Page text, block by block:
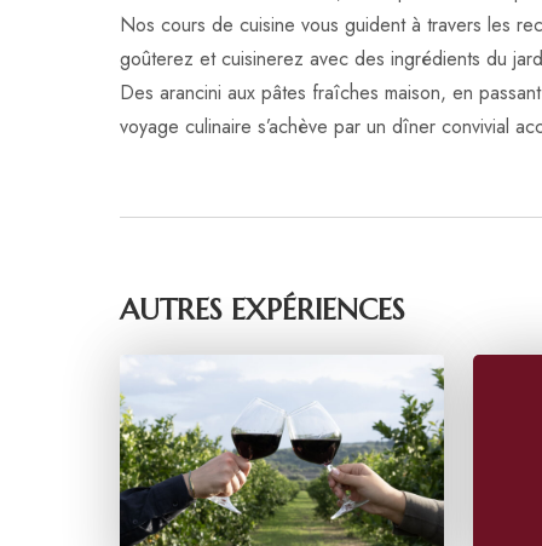
Nos cours de cuisine vous guident à travers les
goûterez et cuisinerez avec des ingrédients du
Des arancini aux pâtes fraîches maison, en
voyage culinaire s’achève par un dîner convivial
AUTRES EXPÉRIENCES